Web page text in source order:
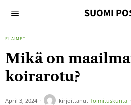
SUOMI
ELÄIMET
Mikä on
koirarotu?
April 3, 2024 kirjoittanut Toimituskunta